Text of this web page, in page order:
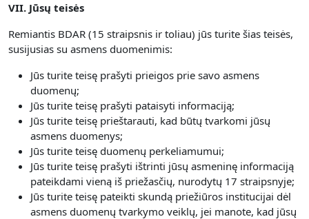
VII. Jūsų teisės
Remiantis BDAR (15 straipsnis ir toliau) jūs turite šias teisės,
susijusias su asmens duomenimis:
Jūs turite teisę prašyti prieigos prie savo asmens
duomenų;
Jūs turite teisę prašyti pataisyti informaciją;
Jūs turite teisę prieštarauti, kad būtų tvarkomi jūsų
asmens duomenys;
Jūs turite teisę duomenų perkeliamumui;
Jūs turite teisę prašyti ištrinti jūsų asmeninę informaciją
pateikdami vieną iš priežasčių, nurodytų 17 straipsnyje;
Jūs turite teisę pateikti skundą priežiūros institucijai dėl
asmens duomenų tvarkymo veiklų, jei manote, kad jūsų